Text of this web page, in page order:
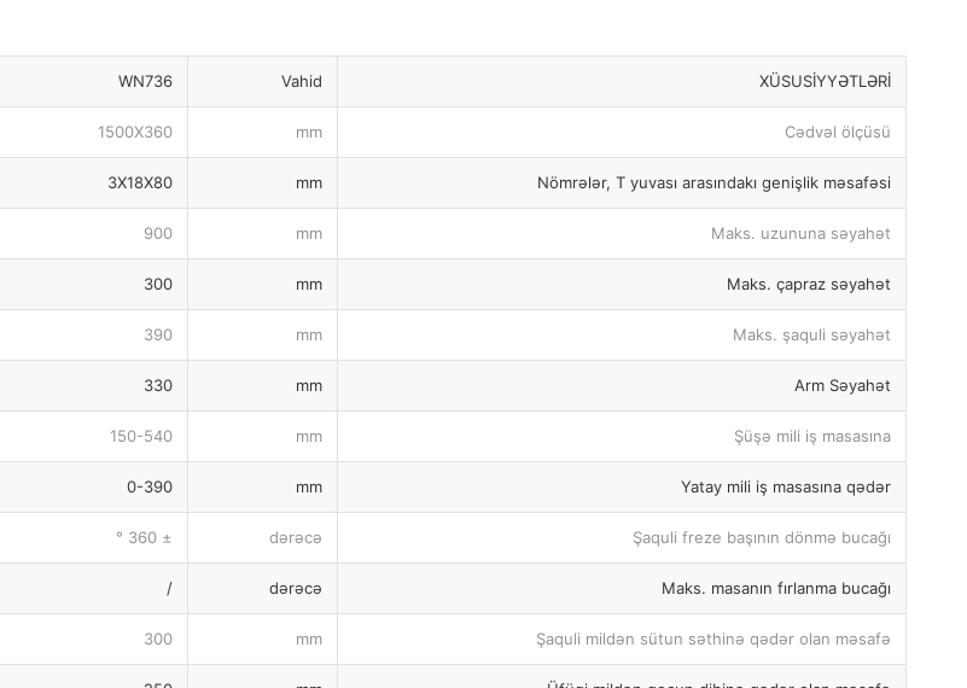
XÜSUSİYYƏTLƏRİ
Vahid
WN736
Cədvəl ölçüsü
mm
1500X360
Nömrələr, T yuvası arasındakı genişlik məsafəsi
mm
3X18X80
Maks. uzununa səyahət
mm
900
Maks. çapraz səyahət
mm
300
Maks. şaquli səyahət
mm
390
Arm Səyahət
mm
330
Şüşə mili iş masasına
mm
150-540
Yatay mili iş masasına qədər
mm
0-390
Şaquli freze başının dönmə bucağı
dərəcə
± 360 °
Maks. masanın fırlanma bucağı
dərəcə
/
Şaquli mildən sütun səthinə qədər olan məsafə
mm
300